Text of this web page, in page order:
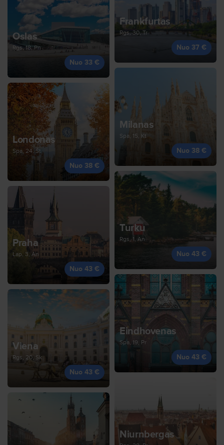
Oslas
Rgs, 18, Pn
Nuo 33 €
Frankfurtas
Rgs, 30, Tr
Nuo 37 €
Londonas
Spa, 24, Št
Nuo 38 €
Milanas
Spa, 15, Kt
Nuo 38 €
Praha
Lap, 3, An
Nuo 43 €
Turku
Rgs, 1, An
Nuo 43 €
Viena
Rgs, 20, Sk
Nuo 43 €
Eindhovenas
Spa, 19, Pr
Nuo 43 €
Niurnbergas